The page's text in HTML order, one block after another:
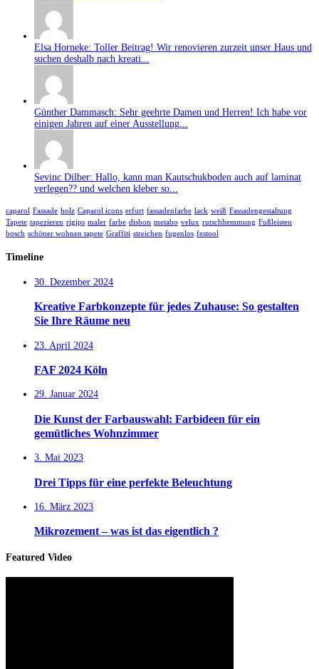
Elsa Horneke: Toller Beitrag! Wir renovieren zurzeit unser Haus und
suchen deshalb nach kreati...
Günther Dammasch: Sehr geehrte Damen und Herren! Ich habe vor
einigen Jahren auf einer Ausstellung...
Sevinc Dilber: Hallo, kann man Kautschukboden auch auf laminat
verlegen?? und welchen kleber so...
caparol Fassade holz Caparol icons erfurt fassadenfarbe lack weiß Fassadengestaltung
Tapete tapezieren rigips maler farbe disbon metabo velux rutschhemmung Fußleisten
bosch schöner wohnen tapete Graffiti streichen fugenlos festool
Timeline
30. Dezember 2024
Kreative Farbkonzepte für jedes Zuhause: So gestalten
Sie Ihre Räume neu
23. April 2024
FAF 2024 Köln
29. Januar 2024
Die Kunst der Farbauswahl: Farbideen für ein
gemütliches Wohnzimmer
3. Mai 2023
Drei Tipps für eine perfekte Beleuchtung
16. März 2023
Mikrozement – was ist das eigentlich ?
Featured Video